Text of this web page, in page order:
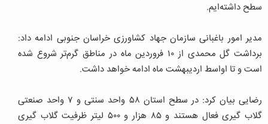
سطح داشته‌ایم.
مدیر امور باغبانی سازمان جهاد کشاورزی خراسان جنوبی ادامه داد:
برداشت گل محمدی از ۱۰ فروردین ماه در مناطق گرم‌تر شروع شده
است و تا اواسط اردیبهشت ماه ادامه خواهد داشت.
رضایی بیان کرد: در سطح استان ۵۸ واحد سنتی و ۷ واحد صنعتی
گلاب گیری فعال هستند و ۸۵ هزار و ۵۰۰ لیتر ظرفیت گلاب گیری